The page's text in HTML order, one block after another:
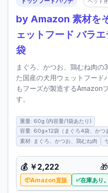
by Amazon 素材を
ェットフード バラ
袋
まぐろ、かつお、鶏むね肉の
た国産の犬用ウェットフード
もフーズが製造するAmazon
す。
重量: 60g (内容量/1袋あたり)
容量: 60g×12袋（まぐろ4袋、かつ
素材: まぐろ、かつお、鶏むね肉
💰 ￥2,222
Amazon直販 在庫あり。